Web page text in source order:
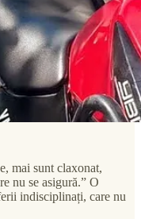
mai sunt claxonat,
nu se asigură.” O
indisciplinați, care nu